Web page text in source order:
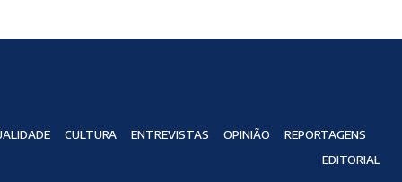
CULTURA ENTREVISTAS OPINIÃO
REPORTAGENS
EDITORIAL